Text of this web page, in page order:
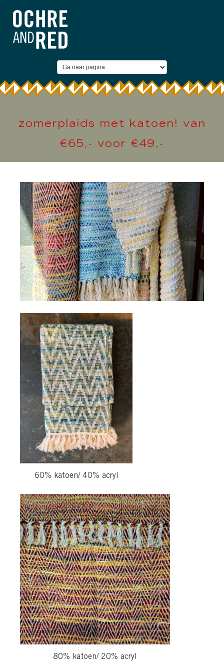
zomerplaids met katoen! van
€65,- voor €49,-
60% katoen/ 40% acryl
80% katoen/ 20% acryl